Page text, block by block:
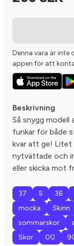
Denna vara är inte
appen för att
Beskrivning
Så snygg modell
funkar för både
kvar att ge! Litet
nytvättade och
eller skicka mot
37 5 36
mocka
Skinn
sommarskor
Skor
00